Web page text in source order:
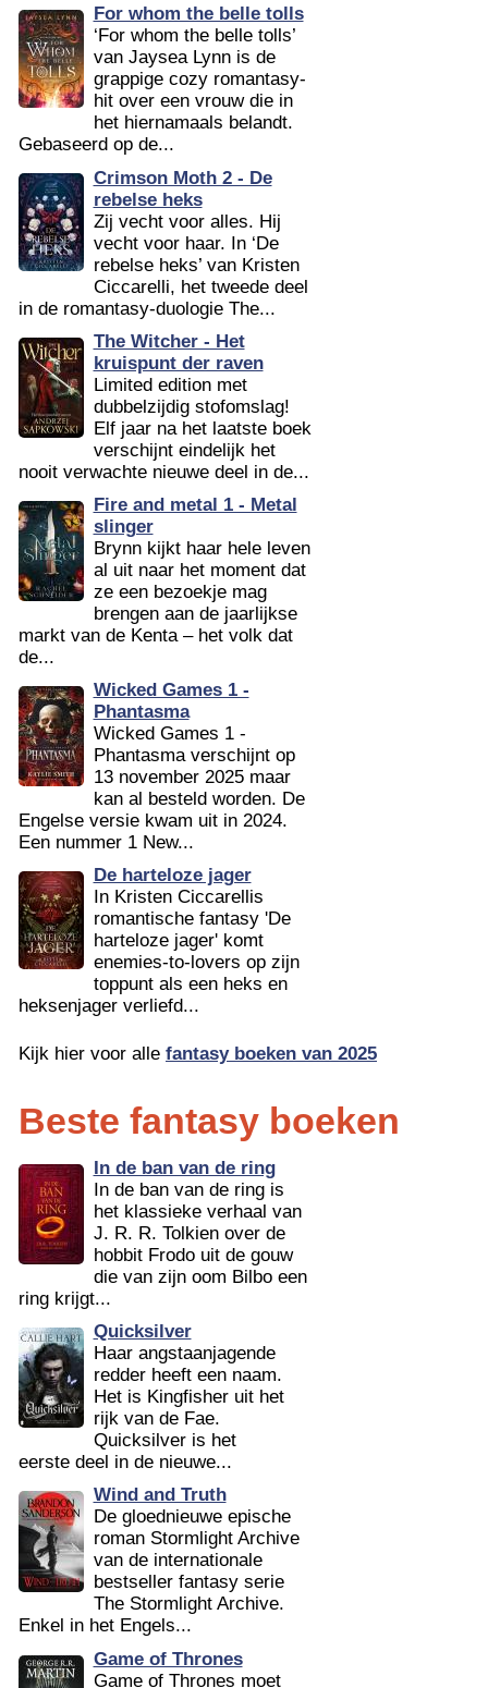
For whom the belle tolls
‘For whom the belle tolls’
van Jaysea Lynn is de
grappige cozy romantasy-
hit over een vrouw die in
het hiernamaals belandt.
Gebaseerd op de...
Crimson Moth 2 - De
rebelse heks
Zij vecht voor alles. Hij
vecht voor haar. In ‘De
rebelse heks’ van Kristen
Ciccarelli, het tweede deel
in de romantasy-duologie The...
The Witcher - Het
kruispunt der raven
Limited edition met
dubbelzijdig stofomslag!
Elf jaar na het laatste boek
verschijnt eindelijk het
nooit verwachte nieuwe deel in de...
Fire and metal 1 - Metal
slinger
Brynn kijkt haar hele leven
al uit naar het moment dat
ze een bezoekje mag
brengen aan de jaarlijkse
markt van de Kenta – het volk dat
de...
Wicked Games 1 -
Phantasma
Wicked Games 1 -
Phantasma verschijnt op
13 november 2025 maar
kan al besteld worden. De
Engelse versie kwam uit in 2024.
Een nummer 1 New...
De harteloze jager
In Kristen Ciccarellis
romantische fantasy 'De
harteloze jager' komt
enemies-to-lovers op zijn
toppunt als een heks en
heksenjager verliefd...
Kijk hier voor alle fantasy boeken van 2025
Beste fantasy boeken
In de ban van de ring
In de ban van de ring is
het klassieke verhaal van
J. R. R. Tolkien over de
hobbit Frodo uit de gouw
die van zijn oom Bilbo een
ring krijgt...
Quicksilver
Haar angstaanjagende
redder heeft een naam.
Het is Kingfisher uit het
rijk van de Fae.
Quicksilver is het
eerste deel in de nieuwe...
Wind and Truth
De gloednieuwe epische
roman Stormlight Archive
van de internationale
bestseller fantasy serie
The Stormlight Archive.
Enkel in het Engels...
Game of Thrones
Game of Thrones moet